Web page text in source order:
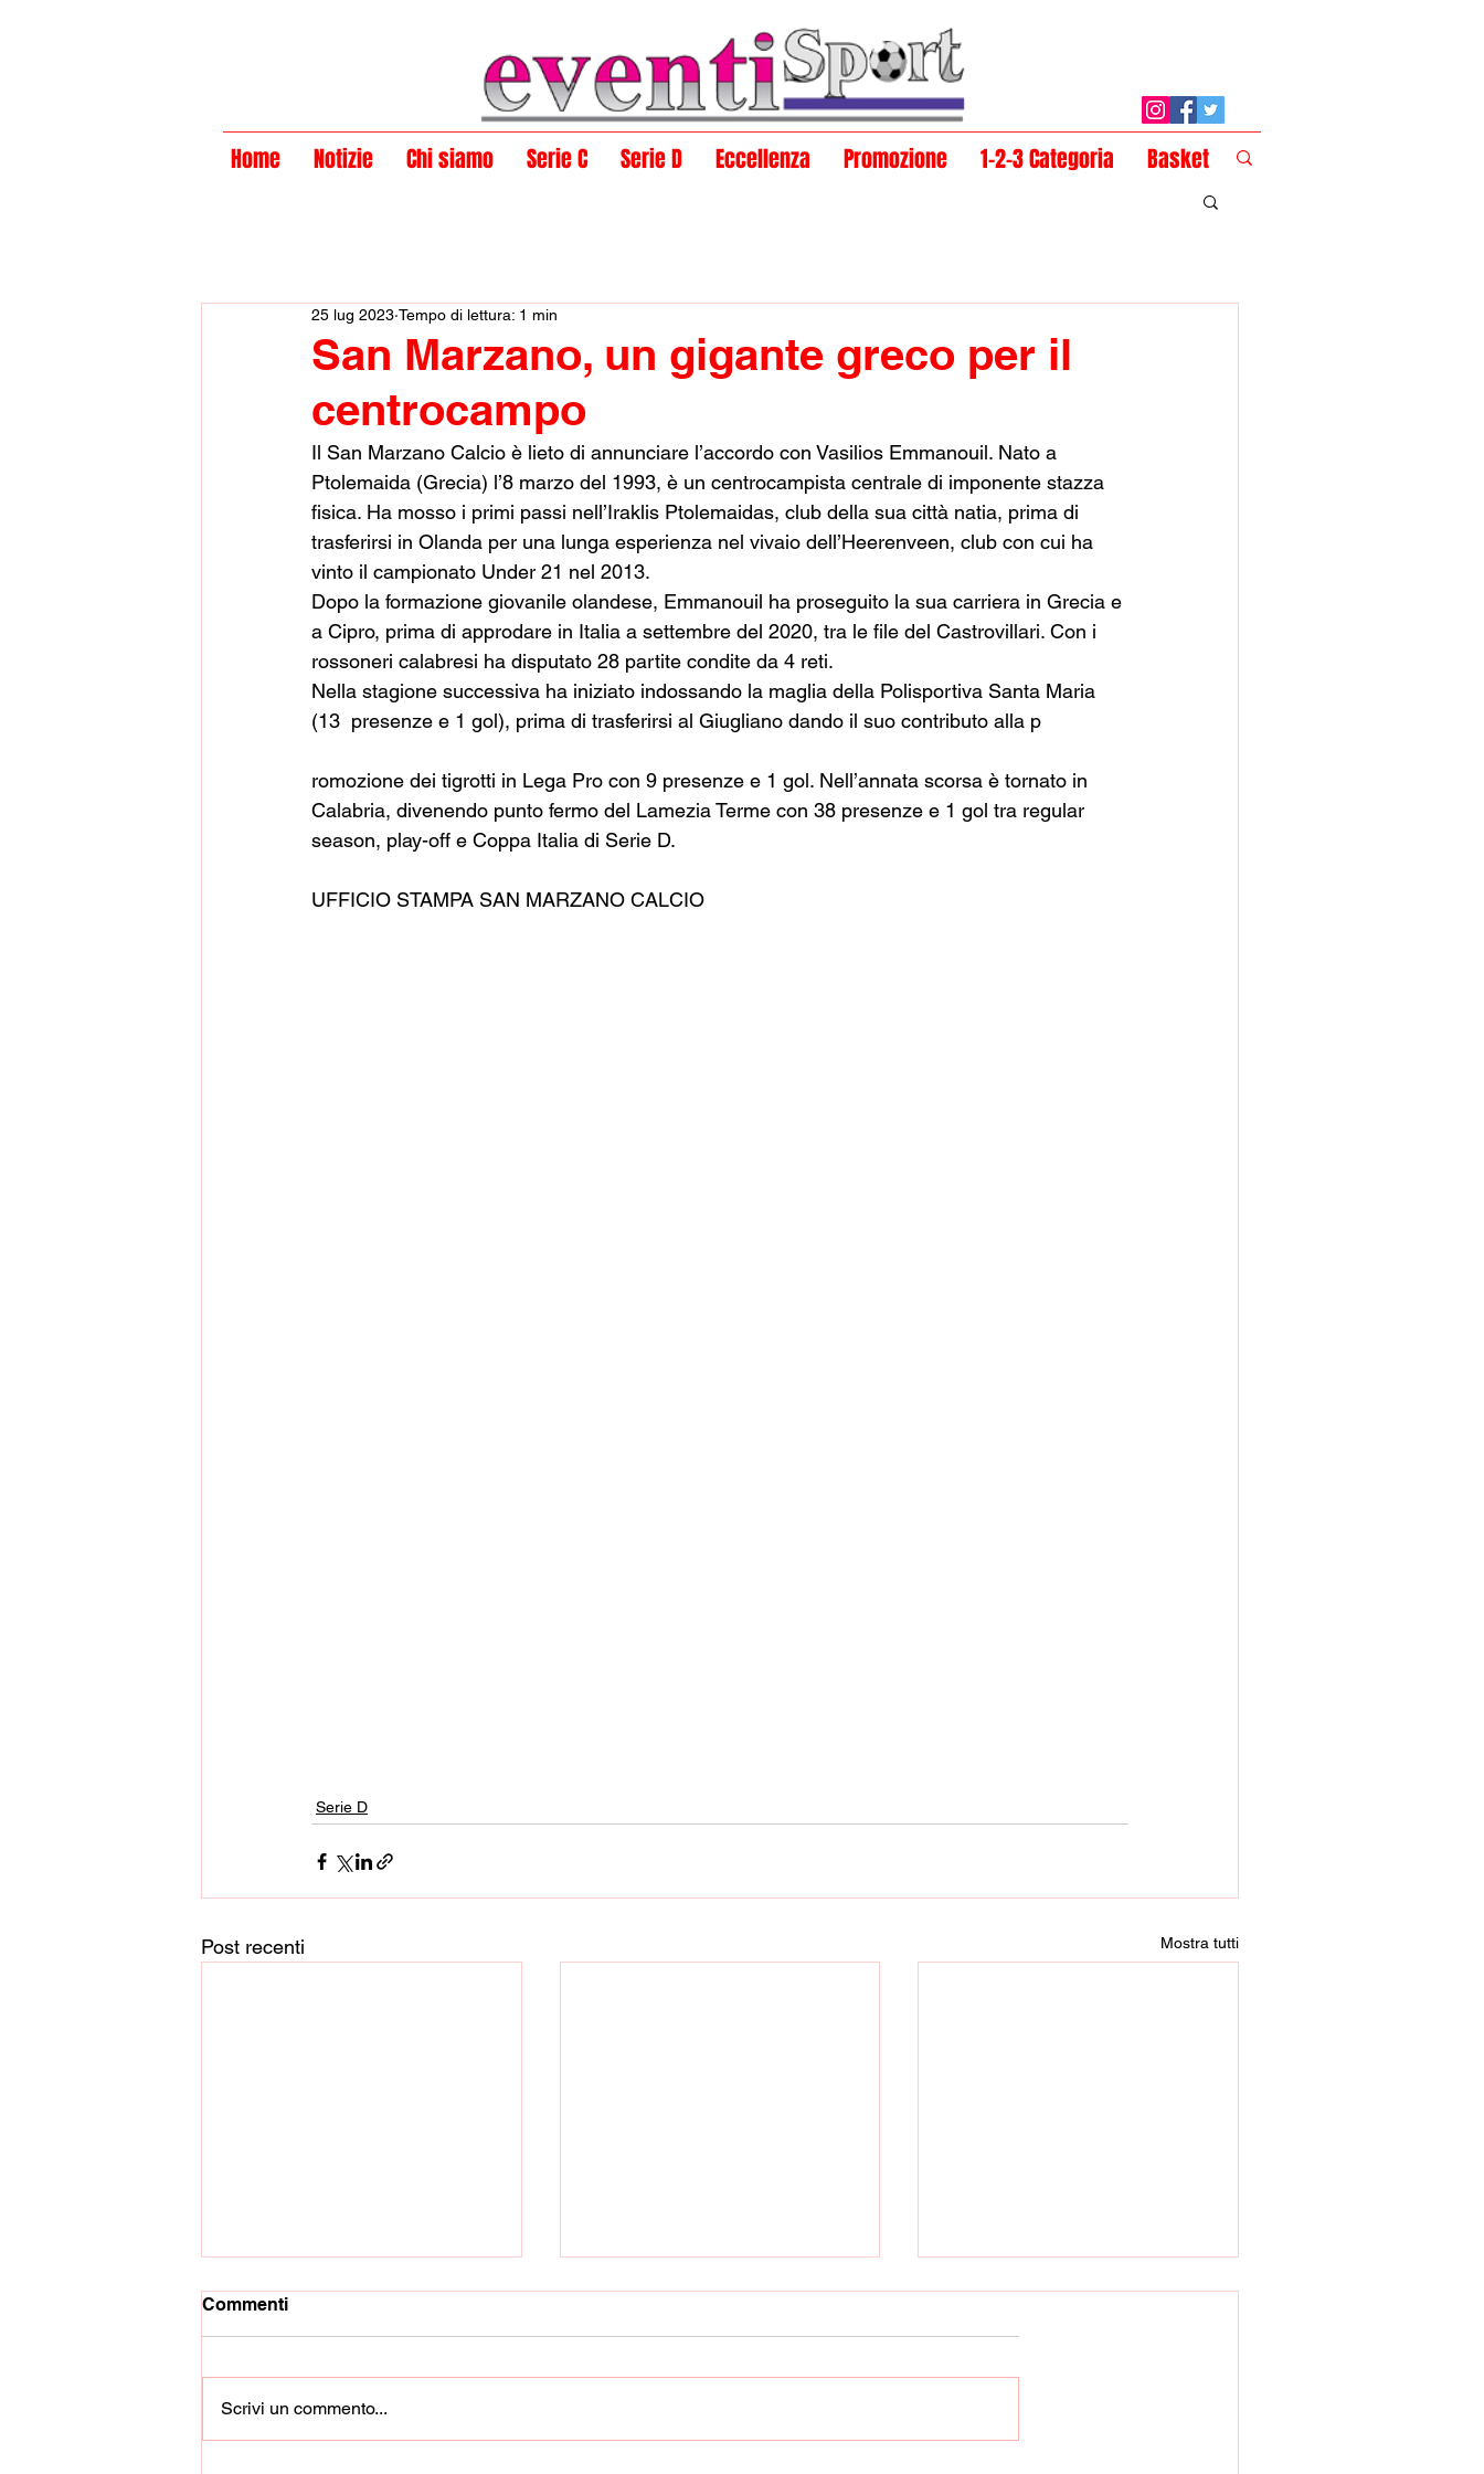
Home Notizie Chi siamo Serie C Serie D Eccellenza Promozione 1-2-3 Categoria Basket
San Marzano, un gigante greco per il
centrocampo
25 lug 2023 Tempo di lettura: 1 min
Il San Marzano Calcio è lieto di annunciare l’accordo con Vasilios Emmanouil. Nato a
Ptolemaida (Grecia) l’8 marzo del 1993, è un centrocampista centrale di imponente stazza
fisica. Ha mosso i primi passi nell’Iraklis Ptolemaidas, club della sua città natia, prima di
trasferirsi in Olanda per una lunga esperienza nel vivaio dell’Heerenveen, club con cui ha
vinto il campionato Under 21 nel 2013.
Dopo la formazione giovanile olandese, Emmanouil ha proseguito la sua carriera in Grecia e
a Cipro, prima di approdare in Italia a settembre del 2020, tra le file del Castrovillari. Con i
rossoneri calabresi ha disputato 28 partite condite da 4 reti.
Nella stagione successiva ha iniziato indossando la maglia della Polisportiva Santa Maria
(13  presenze e 1 gol), prima di trasferirsi al Giugliano dando il suo contributo alla p
romozione dei tigrotti in Lega Pro con 9 presenze e 1 gol. Nell’annata scorsa è tornato in
Calabria, divenendo punto fermo del Lamezia Terme con 38 presenze e 1 gol tra regular
season, play-off e Coppa Italia di Serie D.
UFFICIO STAMPA SAN MARZANO CALCIO
Serie D
Post recenti Mostra tutti
Commenti
Scrivi un commento...